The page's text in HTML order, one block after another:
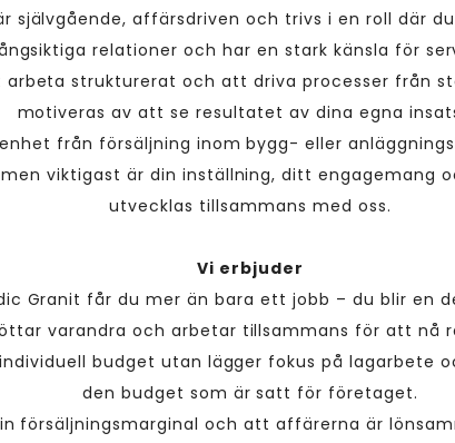
självgående, affärsdriven och trivs i en roll där
relationer och har en stark känsla för
arbeta strukturerat och att driva processer från
motiveras av att se resultatet av dina egna
från försäljning inom bygg- eller
viktigast är din inställning, ditt engagemang
utvecklas tillsammans med oss.
Vi erbjuder
Granit får du mer än bara ett jobb – du blir en
varandra och arbetar tillsammans för att nå
budget utan lägger fokus på lagarbete
den budget som är satt för företaget.
försäljningsmarginal och att affärerna är